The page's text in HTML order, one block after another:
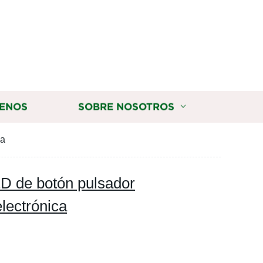
SOBRE NOSOTROS
de botón pulsador